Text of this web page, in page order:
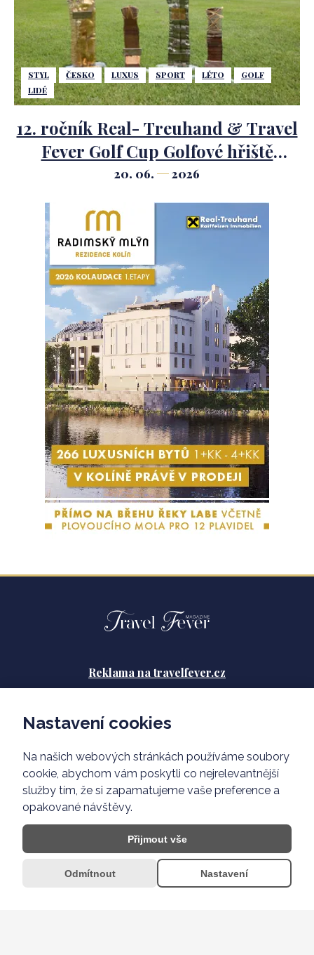
STYL ČESKO LUXUS SPORT LÉTO
GOLF
LIDÉ
12. ročník Real- Treuhand & Travel
Fever Golf Cup Golfové hřiště
Mariánské Lázně.
20. 06. 2026
Reklama na travelfever.cz
O nás
Nastavení cookies
Na našich webových stránkách používáme soubory
cookie, abychom vám poskytli co nejrelevantnější
služby tím, že si zapamatujeme vaše preference a
opakované návštěvy.
Přijmout vše
Odmítnout Nastavení